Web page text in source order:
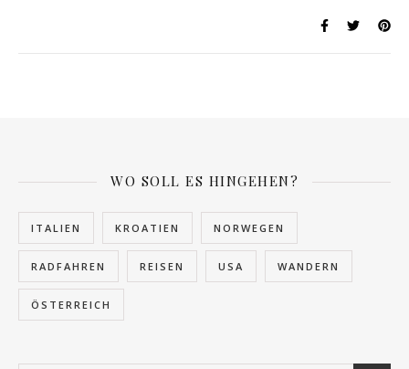
WO SOLL ES HINGEHEN?
ITALIEN KROATIEN NORWEGEN
RADFAHREN REISEN USA WANDERN
ÖSTERREICH